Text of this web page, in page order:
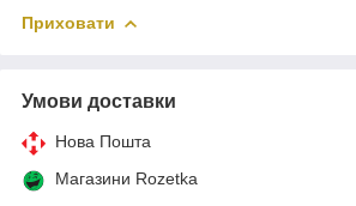
Приховати
Умови доставки
Нова Пошта
Магазини Rozetka